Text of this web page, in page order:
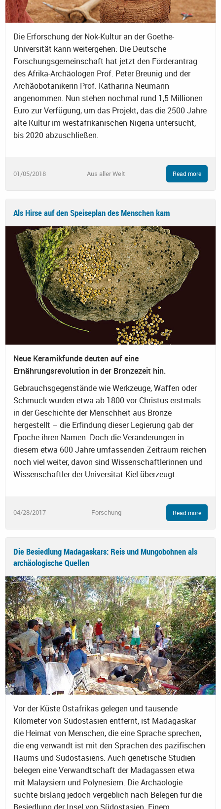
Die Erforschung der Nok-Kultur an der Goethe-
Universität kann weitergehen: Die Deutsche
Forschungsgemeinschaft hat jetzt den Förderantrag
des Afrika-Archäologen Prof. Peter Breunig und der
Archäobotanikerin Prof. Katharina Neumann
angenommen. Nun stehen nochmal rund 1,5 Millionen
Euro zur Verfügung, um das Projekt, das die 2500 Jahre
alte Kultur im westafrikanischen Nigeria untersucht,
bis 2020 abzuschließen.
01/05/2018 Aus aller Welt Read more
Als Hirse auf den Speiseplan des Menschen kam
Neue Keramikfunde deuten auf eine
Ernährungsrevolution in der Bronzezeit hin.
Gebrauchsgegenstände wie Werkzeuge, Waffen oder
Schmuck wurden etwa ab 1800 vor Christus erstmals
in der Geschichte der Menschheit aus Bronze
hergestellt – die Erfindung dieser Legierung gab der
Epoche ihren Namen. Doch die Veränderungen in
diesem etwa 600 Jahre umfassenden Zeitraum reichen
noch viel weiter, davon sind Wissenschaftlerinnen und
Wissenschaftler der Universität Kiel überzeugt.
04/28/2017 Forschung Read more
Die Besiedlung Madagaskars: Reis und Mungobohnen als
archäologische Quellen
Vor der Küste Ostafrikas gelegen und tausende
Kilometer von Südostasien entfernt, ist Madagaskar
die Heimat von Menschen, die eine Sprache sprechen,
die eng verwandt ist mit den Sprachen des pazifischen
Raums und Südostasiens. Auch genetische Studien
belegen eine Verwandtschaft der Madagassen etwa
mit Malaysiern und Polynesiern. Die Archäologie
suchte bislang jedoch vergeblich nach Belegen für die